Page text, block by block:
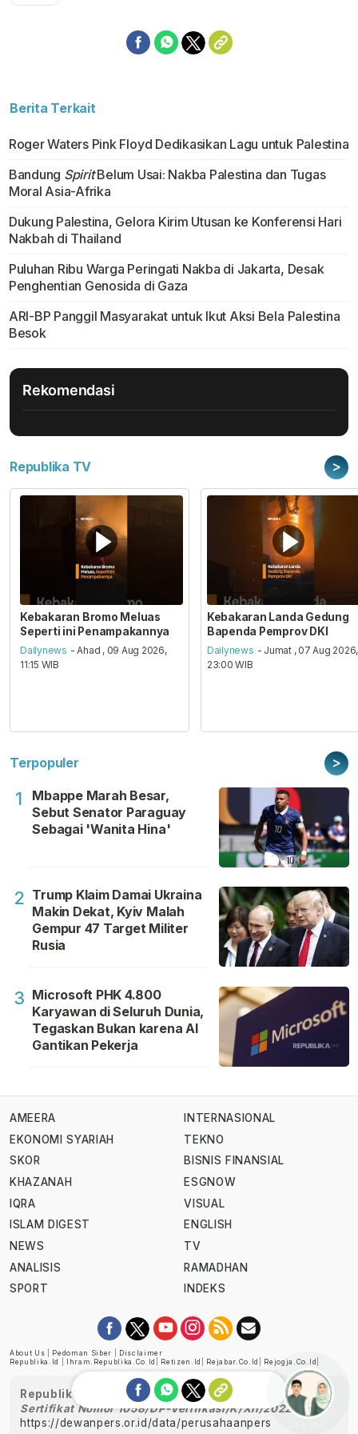
Berita Terkait
Roger Waters Pink Floyd Dedikasikan Lagu untuk Palestina
Bandung SpiritBelum Usai: Nakba Palestina dan Tugas
Moral Asia-Afrika
Dukung Palestina, Gelora Kirim Utusan ke Konferensi Hari
Nakbah di Thailand
Puluhan Ribu Warga Peringati Nakba di Jakarta, Desak
Penghentian Genosida di Gaza
ARI-BP Panggil Masyarakat untuk Ikut Aksi Bela Palestina
Besok
Rekomendasi
Republika TV >
Kebakaran Bromo Meluas
Seperti ini Penampakannya
Dailynews - Ahad , 09 Aug 2026,
11:15 WIB
Kebakaran Landa Gedung
Bapenda Pemprov DKI
Dailynews - Jumat , 07 Aug 2026,
23:00 WIB
Terpopuler >
1
Mbappe Marah Besar,
Sebut Senator Paraguay
Sebagai 'Wanita Hina'
2 Trump Klaim Damai Ukraina
Makin Dekat, Kyiv Malah
Gempur 47 Target Militer
Rusia
3 Microsoft PHK 4.800
Karyawan di Seluruh Dunia,
Tegaskan Bukan karena AI
Gantikan Pekerja
AMEERA
EKONOMI SYARIAH
SKOR
KHAZANAH
IQRA
ISLAM DIGEST
NEWS
ANALISIS
SPORT
INTERNASIONAL
TEKNO
BISNIS FINANSIAL
ESGNOW
VISUAL
ENGLISH
TV
RAMADHAN
INDEKS
About Us Pedoman Siber
Disclaimer
Republika.id
Ihram.republika.co.id Retizen.id Rejabar.co.id Rejogja.co.id
Republika telah diverifikasi oleh Dewan Pers
Sertifikat Nomor 1058/DP-Verifikasi/K/XII/2022
https://dewanpers.or.id/data/perusahaanpers